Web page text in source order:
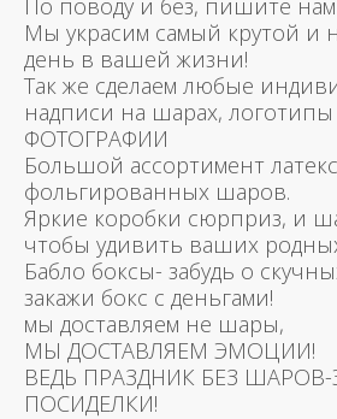
По поводу и без, пишите нам
Мы украсим самый крутой и
день в вашей жизни!
Так же сделаем любые
надписи на шарах,
ФОТОГРАФИИ
Большой ассортимент
фольгированных шаров.
Яркие коробки сюрприз, и
чтобы удивить ваших
Бабло боксы- забудь о
закажи бокс с деньгами!
мы доставляем не шары,
МЫ ДОСТАВЛЯЕМ ЭМОЦИИ!
ВЕДЬ ПРАЗДНИК БЕЗ
ПОСИДЕЛКИ!